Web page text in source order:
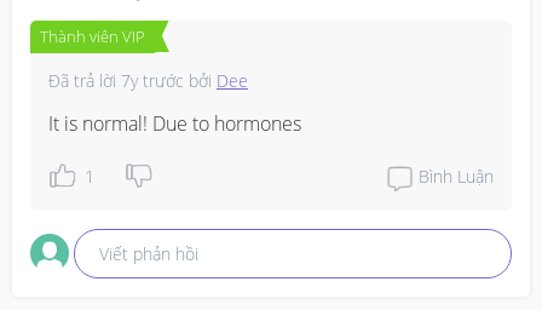
Thành viên VIP
Đã trả lời 7y trước bởi Dee
It is normal! Due to hormones
1 Bình Luận
Viết phản hồi